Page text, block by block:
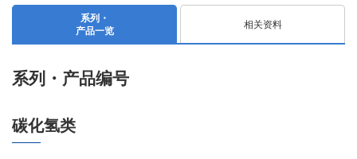
系列・
产品一览
相关资料
系列・产品编号
碳化氢类